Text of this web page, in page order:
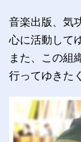
音楽出版、気
心に活動して
また、この組
行ってゆきた